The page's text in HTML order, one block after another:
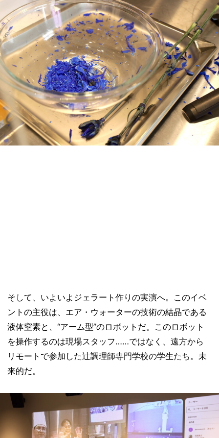
そして、いよいよジェラート作りの実演へ。このイベ
ントの主役は、エア・ウォーターの技術の結晶である
液体窒素と、“アーム型”のロボットだ。このロボット
を操作するのは現場スタッフ……ではなく、遠方から
リモートで参加した辻調理師専門学校の学生たち。未
来的だ。